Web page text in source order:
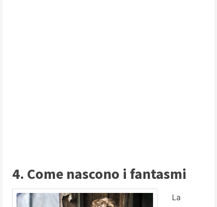
4. Come nascono i fantasmi
La